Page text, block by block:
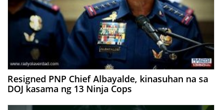
Resigned PNP Chief Albayalde, kinasuhan na sa
DOJ kasama ng 13 Ninja Cops